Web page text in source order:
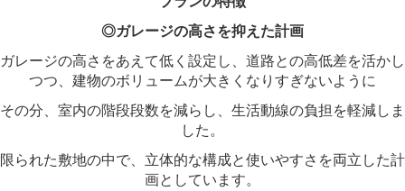
◎ガレージの高さを抑えた計画
ガレージの高さをあえて低く設定し、道路との高低差を活かし
つつ、建物のボリュームが大きくなりすぎないように
その分、室内の階段段数を減らし、生活動線の負担を軽減しま
した。
限られた敷地の中で、立体的な構成と使いやすさを両立した計
画としています。